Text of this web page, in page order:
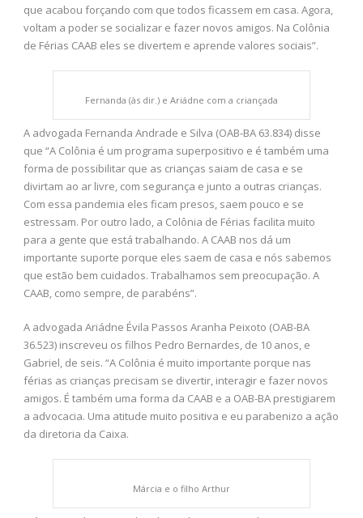
que acabou forçando com que todos ficassem em casa. Agora,
voltam a poder se socializar e fazer novos amigos. Na Colônia
de Férias CAAB eles se divertem e aprende valores sociais”.
Fernanda (às dir.) e Ariádne com a criançada
A advogada Fernanda Andrade e Silva (OAB-BA 63.834) disse
que “A Colônia é um programa superpositivo e é também uma
forma de possibilitar que as crianças saiam de casa e se
divirtam ao ar livre, com segurança e junto a outras crianças.
Com essa pandemia eles ficam presos, saem pouco e se
estressam. Por outro lado, a Colônia de Férias facilita muito
para a gente que está trabalhando. A CAAB nos dá um
importante suporte porque eles saem de casa e nós sabemos
que estão bem cuidados. Trabalhamos sem preocupação. A
CAAB, como sempre, de parabéns”.
A advogada Ariádne Évila Passos Aranha Peixoto (OAB-BA
36.523) inscreveu os filhos Pedro Bernardes, de 10 anos, e
Gabriel, de seis. “A Colônia é muito importante porque nas
férias as crianças precisam se divertir, interagir e fazer novos
amigos. É também uma forma da CAAB e a OAB-BA prestigiarem
a advocacia. Uma atitude muito positiva e eu parabenizo a ação
da diretoria da Caixa.
Márcia e o filho Arthur